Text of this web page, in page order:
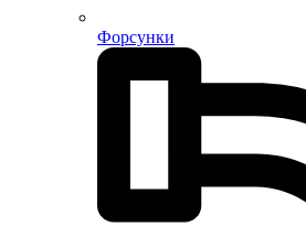
Форсунки